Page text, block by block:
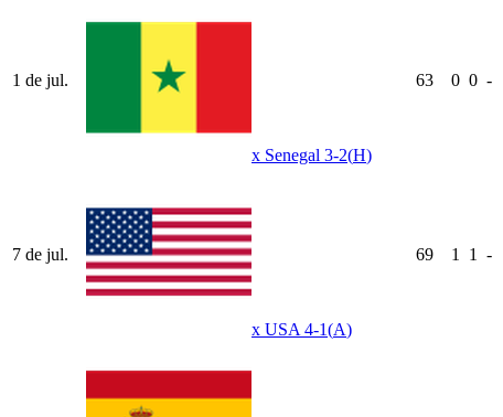
1 de jul.
x Senegal 3-2(H)
63 0 0 -
7 de jul.
x USA 4-1(A)
69 1 1 -